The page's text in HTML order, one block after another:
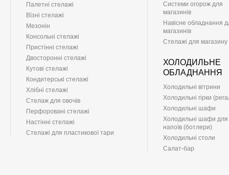
Палетні стелажі
Вїзні стелажі
Мезонін
Консольні стелажі
Пристінні стелажі
Двосторонні стелажі
Кутові стелажі
Кондитерські стелажі
Хлібні стелажі
Стелаж для овочів
Перфоровані стелажі
Настінні стелажі
Стелажі для пластикової тари
Системи огорож для
магазинів
Навісне обладнання
магазинів
Стелажі для магазину
ХОЛОДИЛЬНЕ
ОБЛАДНАННЯ
Холодильні вітрини
Холодильні гірки
Холодильні шафи
Холодильні шафи для
напоїв (ботлери)
Холодильні столи
Салат-бар